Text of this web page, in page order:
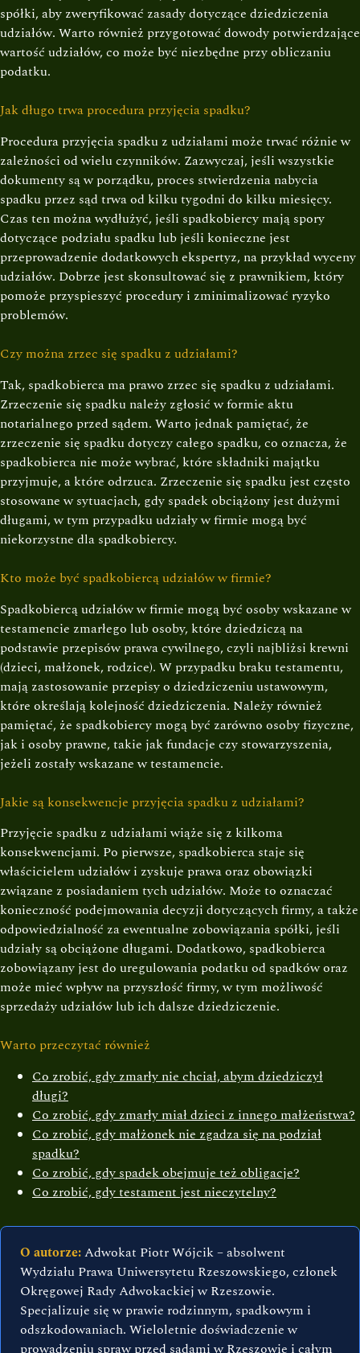
spółki, aby zweryfikować zasady dotyczące dziedziczenia
udziałów. Warto również przygotować dowody potwierdzające
wartość udziałów, co może być niezbędne przy obliczaniu
podatku.
Jak długo trwa procedura przyjęcia spadku?
Procedura przyjęcia spadku z udziałami może trwać różnie w
zależności od wielu czynników. Zazwyczaj, jeśli wszystkie
dokumenty są w porządku, proces stwierdzenia nabycia
spadku przez sąd trwa od kilku tygodni do kilku miesięcy.
Czas ten można wydłużyć, jeśli spadkobiercy mają spory
dotyczące podziału spadku lub jeśli konieczne jest
przeprowadzenie dodatkowych ekspertyz, na przykład wyceny
udziałów. Dobrze jest skonsultować się z prawnikiem, który
pomoże przyspieszyć procedury i zminimalizować ryzyko
problemów.
Czy można zrzec się spadku z udziałami?
Tak, spadkobierca ma prawo zrzec się spadku z udziałami.
Zrzeczenie się spadku należy zgłosić w formie aktu
notarialnego przed sądem. Warto jednak pamiętać, że
zrzeczenie się spadku dotyczy całego spadku, co oznacza, że
spadkobierca nie może wybrać, które składniki majątku
przyjmuje, a które odrzuca. Zrzeczenie się spadku jest często
stosowane w sytuacjach, gdy spadek obciążony jest dużymi
długami, w tym przypadku udziały w firmie mogą być
niekorzystne dla spadkobiercy.
Kto może być spadkobiercą udziałów w firmie?
Spadkobiercą udziałów w firmie mogą być osoby wskazane w
testamencie zmarłego lub osoby, które dziedziczą na
podstawie przepisów prawa cywilnego, czyli najbliżsi krewni
(dzieci, małżonek, rodzice). W przypadku braku testamentu,
mają zastosowanie przepisy o dziedziczeniu ustawowym,
które określają kolejność dziedziczenia. Należy również
pamiętać, że spadkobiercy mogą być zarówno osoby fizyczne,
jak i osoby prawne, takie jak fundacje czy stowarzyszenia,
jeżeli zostały wskazane w testamencie.
Jakie są konsekwencje przyjęcia spadku z udziałami?
Przyjęcie spadku z udziałami wiąże się z kilkoma
konsekwencjami. Po pierwsze, spadkobierca staje się
właścicielem udziałów i zyskuje prawa oraz obowiązki
związane z posiadaniem tych udziałów. Może to oznaczać
konieczność podejmowania decyzji dotyczących firmy, a także
odpowiedzialność za ewentualne zobowiązania spółki, jeśli
udziały są obciążone długami. Dodatkowo, spadkobierca
zobowiązany jest do uregulowania podatku od spadków oraz
może mieć wpływ na przyszłość firmy, w tym możliwość
sprzedaży udziałów lub ich dalsze dziedziczenie.
Warto przeczytać również
Co zrobić, gdy zmarły nie chciał, abym dziedziczył
długi?
Co zrobić, gdy zmarły miał dzieci z innego małżeństwa?
Co zrobić, gdy małżonek nie zgadza się na podział
spadku?
Co zrobić, gdy spadek obejmuje też obligacje?
Co zrobić, gdy testament jest nieczytelny?
O autorze:Adwokat Piotr Wójcik – absolwent
Wydziału Prawa Uniwersytetu Rzeszowskiego, członek
Okręgowej Rady Adwokackiej w Rzeszowie.
Specjalizuje się w prawie rodzinnym, spadkowym i
odszkodowaniach. Wieloletnie doświadczenie w